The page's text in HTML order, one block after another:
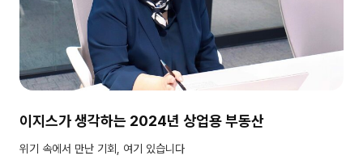
이지스가 생각하는 2024년 상업용 부동산
위기 속에서 만난 기회, 여기 있습니다